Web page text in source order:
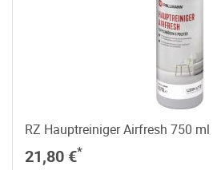
RZ Hauptreiniger Airfresh 750 ml
21,80 €*